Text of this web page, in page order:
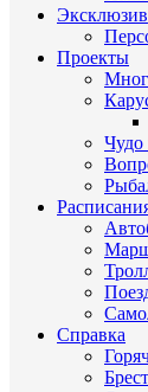
Эксклюзив
Проекты
Справка